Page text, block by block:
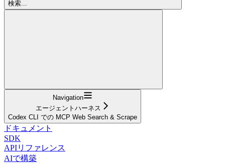
検索...
Navigation
エージェントハーネス
Codex CLI での MCP Web Search & Scrape
ドキュメント
SDK
APIリファレンス
AIで構築